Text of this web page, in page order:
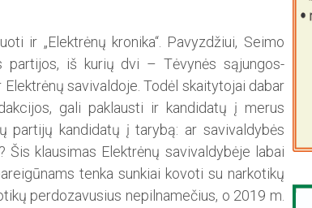
ir „Elektrėnų kronika“. Pavyzdžiui, Seimo
partijos, iš kurių dvi – Tėvynės sąjungos-
savivaldoje. Todėl skaitytojai dabar
gali paklausti ir kandidatų į merus
partijų kandidatų į tarybą: ar savivaldybės
klausimas Elektrėnų savivaldybėje labai
tenka sunkiai kovoti su narkotikų
perdozavusius nepilnamečius, o 2019 m.